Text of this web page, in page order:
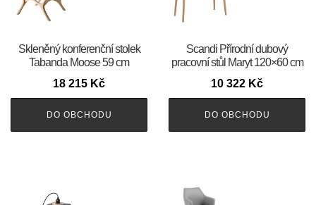
Skleněný konferenční stolek
Tabanda Moose 59 cm
18 215 Kč
DO OBCHODU
Scandi Přírodní dubový
pracovní stůl Maryt 120×60 cm
10 322 Kč
DO OBCHODU